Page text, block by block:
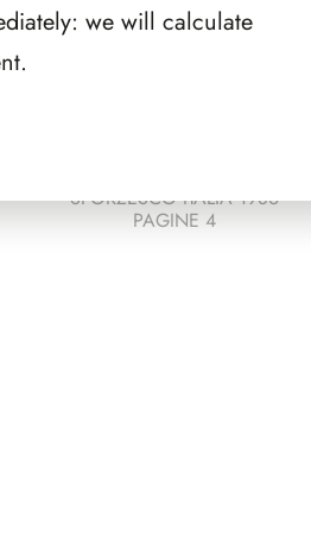
SFORZESCO ITALIA 1986
PAGINE 4
we will calculate